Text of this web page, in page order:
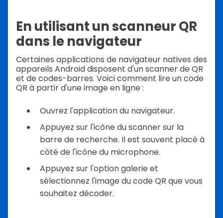
En utilisant un scanneur QR
dans le navigateur
Certaines applications de navigateur natives des
appareils Android disposent d'un scanner de QR
et de codes-barres. Voici comment lire un code
QR à partir d'une image en ligne :
Ouvrez l'application du navigateur.
Appuyez sur l'icône du scanner sur la
barre de recherche. Il est souvent placé à
côté de l'icône du microphone.
Appuyez sur l'option galerie et
sélectionnez l'image du code QR que vous
souhaitez décoder.